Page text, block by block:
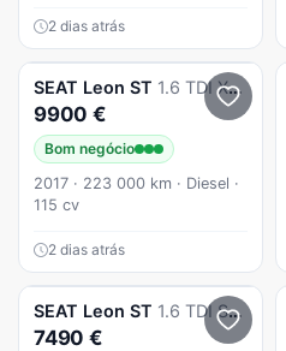
2 dias atrás
SEAT Leon ST 1.6 TDI Xcellence S/S
9900 €
Bom negócio
2017 · 223 000 km · Diesel ·
115 cv
2 dias atrás
SEAT Leon ST 1.6 TDI Style S/S
7490 €